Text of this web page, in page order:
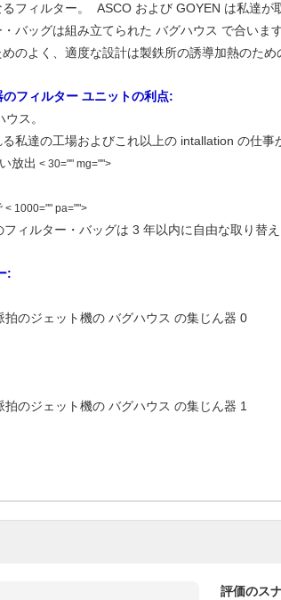
フィルター。 ASCO および GOYEN は私達が
バッグは組み立てられた バグハウス で合いま
のよく、適度な設計は製鉄所の誘導加熱のた
フィルター ユニットの利点:
ウス。
私達の工場およびこれ以上の intallation の仕事
放出 < 30="" mg="">
< 1000="" pa="">
ィルター・バッグは 3 年以内に自由な取り替
:
評価のス